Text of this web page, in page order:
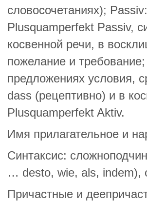
словосочетаниях);
Plusquamperfekt Passiv,
косвенной речи, в
пожелание и
предложениях условия,
dass (рецептивно) и в
Plusquamperfekt Aktiv.
Имя прилагательное и
Синтаксис:
… desto, wie, als, indem),
Причастные и